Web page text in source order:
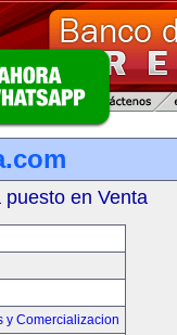
en Venta
y Comercializacion